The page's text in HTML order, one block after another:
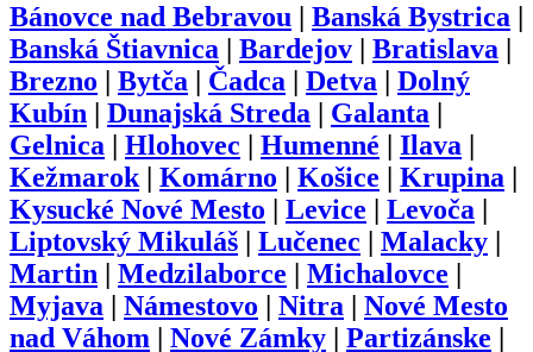
Bánovce nad Bebravou Banská Bystrica
Banská Štiavnica
Bardejov Bratislava
Brezno
Bytča Čadca Detva
Dolný
Kubín
Dunajská Streda Galanta
Gelnica
Hlohovec Humenné Ilava
Kežmarok| Komárno Košice Krupina
Kysucké Nové Mesto
Levice Levoča
Liptovský Mikuláš
Lučenec Malacky
Martin
Medzilaborce Michalovce
Myjava
Námestovo Nitra
Nové Mesto
nad Váhom
Nové Zámky Partizánske